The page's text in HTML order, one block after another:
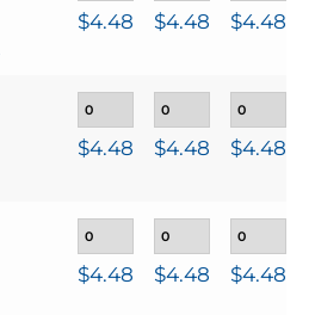
$4.48 $4.48 $4.48
$4.48 $4.48 $4.48
$4.48 $4.48 $4.48